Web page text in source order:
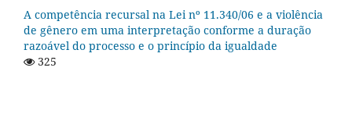
A competência recursal na Lei nº 11.340/06 e a violência
de gênero em uma interpretação conforme a duração
razoável do processo e o princípio da igualdade
325